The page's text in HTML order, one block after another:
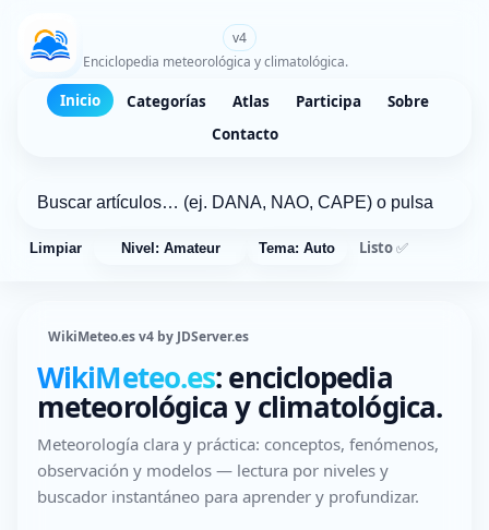
v4
Enciclopedia meteorológica y climatológica.
Inicio Categorías Atlas Participa
Sobre
Contacto
Limpiar Nivel: Amateur Tema: Auto Listo ✅
WikiMeteo.es v4 by JDServer.es
WikiMeteo.es: enciclopedia
meteorológica y climatológica.
Meteorología clara y práctica: conceptos, fenómenos,
observación y modelos — lectura por niveles y
buscador instantáneo para aprender y profundizar.